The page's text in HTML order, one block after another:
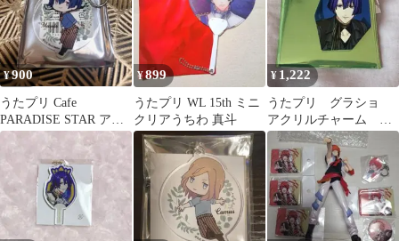
¥900
うたプリ Cafe
PARADISE STAR アク
キー 真斗
¥899
うたプリ WL 15th ミニ
クリアうちわ 真斗
¥ 1,222
うたプリ グラショ
アクリルチャーム 聖
川真斗